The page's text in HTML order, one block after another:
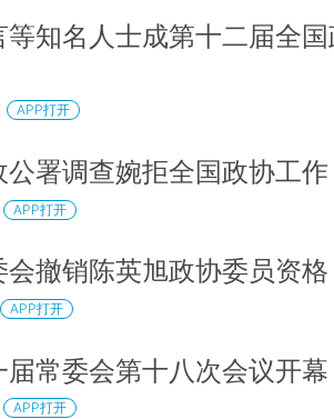
等知名人士成第十二届全
APP打开
公署调查婉拒全国政协工作
APP打开
撤销陈英旭政协委员资格
APP打开
常委会第十八次会议开幕
APP打开